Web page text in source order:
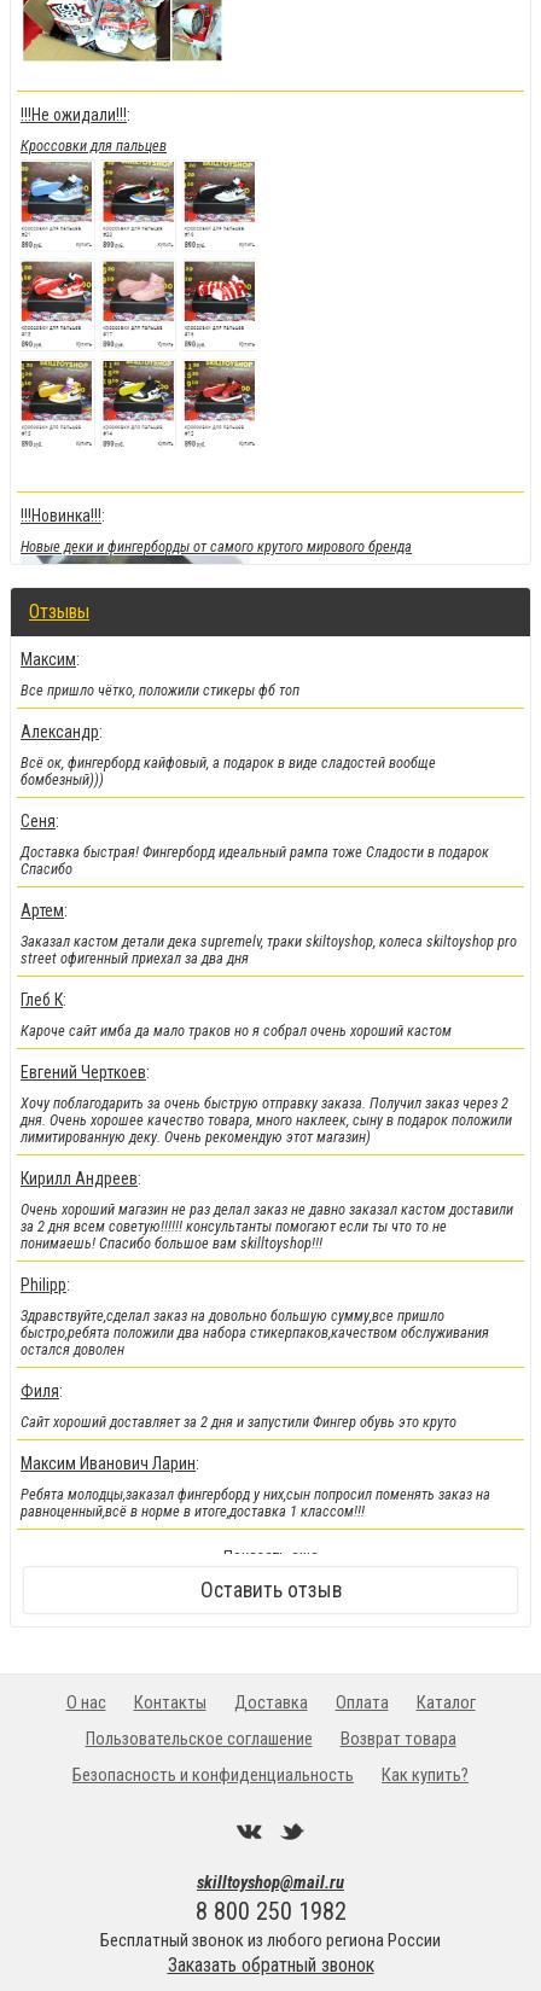
!!!Не ожидали!!!:
Кроссовки для пальцев
!!!Новинка!!!:
Новые деки и фингерборды от самого крутого мирового бренда
!!!Скидки!!!
На парки также на часть фингербордов
!!!Новинки!!!:
Легендарные металлические фингер BMX от Flick Trix снова у нас.
Отзывы
Максим:
Все пришло чётко, положили стикеры фб топ
Александр:
Всё ок, фингерборд кайфовый, а подарок в виде сладостей вообще
бомбезный)))
Сеня:
Доставка быстрая! Фингерборд идеальный рампа тоже Сладости в подарок
Спасибо
Артем:
Заказал кастом детали дека supremelv, траки skiltoyshop, колеса skiltoyshop pro
street офигенный приехал за два дня
Глеб К:
Кароче сайт имба да мало траков но я собрал очень хороший кастом
Евгений Черткоев:
Хочу поблагодарить за очень быструю отправку заказа. Получил заказ через 2
дня. Очень хорошее качество товара, много наклеек, сыну в подарок положили
лимитированную деку. Очень рекомендую этот магазин)
Кирилл Андреев:
Очень хороший магазин не раз делал заказ не давно заказал кастом доставили
за 2 дня всем советую!!!!!! консультанты помогают если ты что то не
понимаешь! Спасибо большое вам skilltoyshop!!!
Philipp:
Здравствуйте,сделал заказ на довольно большую сумму,все пришло
быстро,ребята положили два набора стикерпаков,качеством обслуживания
остался доволен
Филя:
Сайт хороший доставляет за 2 дня и запустили Фингер обувь это круто
Максим Иванович Ларин:
Ребята молодцы,заказал фингерборд у них,сын попросил поменять заказ на
равноценный,всё в норме в итоге,доставка 1 классом!!!
Показать еще
Оставить отзыв
skilltoyshop@mail.ru
8 800 250 1982
Бесплатный звонок из любого региона России
Заказать обратный звонок
О нас Контакты Доставка Оплата
Каталог
Пользовательское соглашение
Возврат товара
Безопасность и конфиденциальность
Как купить?